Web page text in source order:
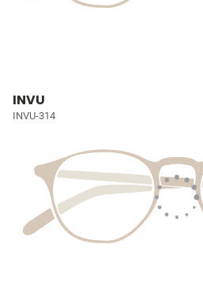
INVU
INVU-314